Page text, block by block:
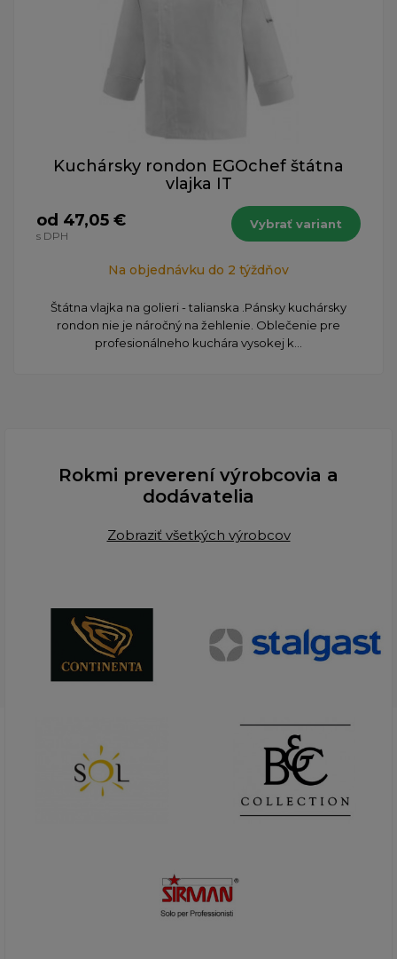
Kuchársky rondon EGOchef štátna
vlajka IT
od 47,05 €
s DPH
Vybrať variant
Na objednávku do 2 týždňov
Štátna vlajka na golieri - talianska .Pánsky kuchársky
rondon nie je náročný na žehlenie. Oblečenie pre
profesionálneho kuchára vysokej k...
Rokmi preverení výrobcovia a
dodávatelia
Zobraziť všetkých výrobcov